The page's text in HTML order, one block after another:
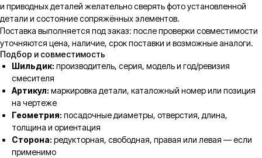
и приводных деталей желательно сверять фото установленной
детали и состояние сопряжённых элементов.
Поставка выполняется под заказ: после проверки совместимости
уточняются цена, наличие, срок поставки и возможные аналоги.
Подбор и совместимость
Шильдик: производитель, серия, модель и год/ревизия
смесителя
Артикул: маркировка детали, каталожный номер или позиция
на чертеже
Геометрия: посадочные диаметры, отверстия, длина,
толщина и ориентация
Сторона: редукторная, свободная, правая или левая — если
применимо